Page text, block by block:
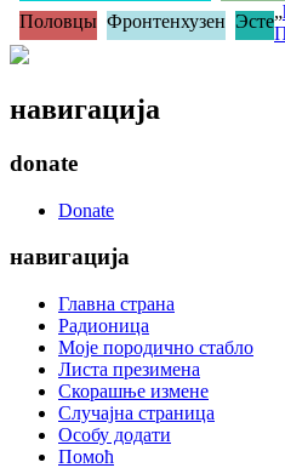
Половцы Фронтенхузен Эсте„
навигација
donate
Donate
навигација
Главна страна
Радионица
Моје породично стабло
Листа презимена
Скорашње измене
Случајна страница
Особу додати
Помоћ